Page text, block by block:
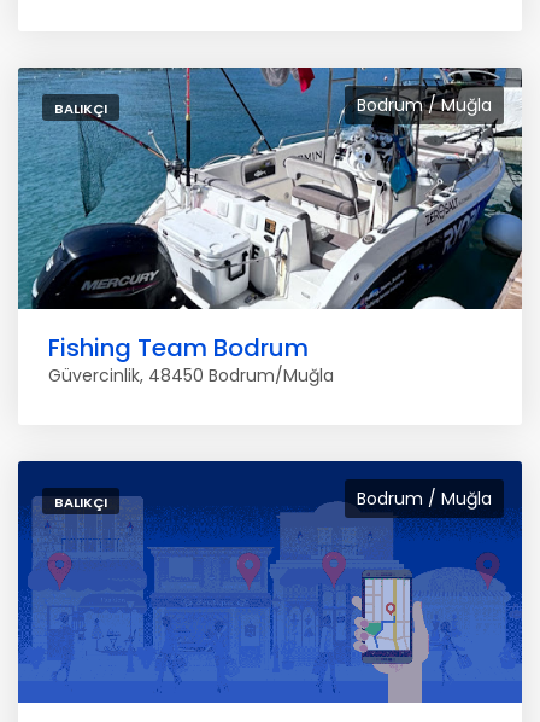
Bodrum / Muğla
BALIKÇI
Fishing Team Bodrum
Güvercinlik, 48450 Bodrum/Muğla
Bodrum / Muğla
BALIKÇI